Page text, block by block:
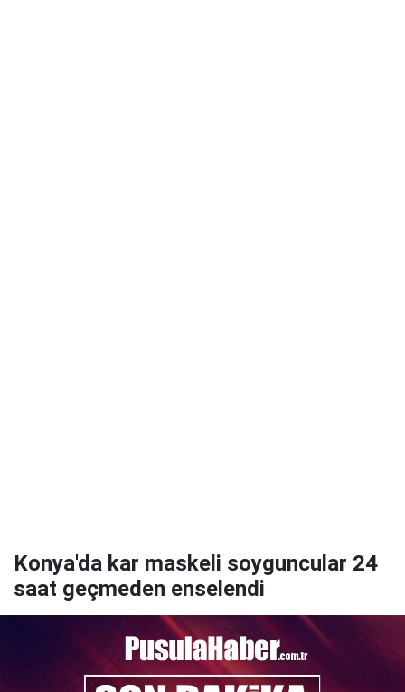
Konya'da kar maskeli soyguncular 24
saat geçmeden enselendi